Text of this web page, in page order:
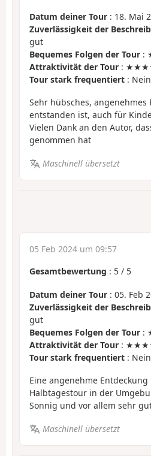
Datum deiner Tour : 18. Mai
Zuverlässigkeit der
gut
Bequemes Folgen der Tour :
Attraktivität der Tour :
Tour stark frequentiert : Nein
Sehr hübsches, angenehmes
entstanden ist, auch für
Vielen Dank an den Autor,
genommen hat
Maschinell übersetzt
05 Feb 2024 um 09:57
Gesamtbewertung : 5 / 5
Datum deiner Tour : 05. Feb
Zuverlässigkeit der
gut
Bequemes Folgen der Tour :
Attraktivität der Tour :
Tour stark frequentiert : Nein
Eine angenehme
Halbtagestour in der
Sonnig und vor allem sehr
Maschinell übersetzt